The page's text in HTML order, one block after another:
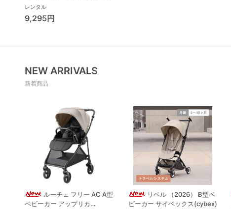
レンタル
9,295円
NEW ARRIVALS
新着商品
ルーチェ フリー AC A型
ベビーカー アップリカ
リベル （2026） B型ベ
ビーカー サイベックス(cybex)